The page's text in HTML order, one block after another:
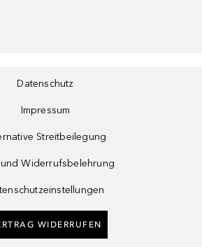
Datenschutz
Impressum
Streitbeilegung
Widerrufsbelehrung
WIDERRUFEN